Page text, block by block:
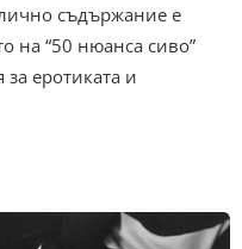
съдържание е
на “50 нюанса сиво”
еротиката и